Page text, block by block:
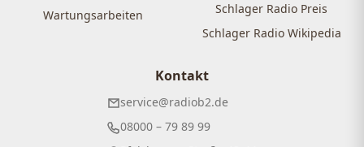
Wartungsarbeiten
Schlager Radio Preis
Schlager Radio Wikipedia
Kontakt
service@radiob2.de
08000 – 79 89 99